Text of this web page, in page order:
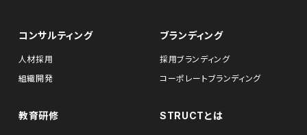
コンサルティング
人材採用
組織開発
ブランディング
採用ブランディング
コーポレートブランディング
教育研修 STRUCTとは